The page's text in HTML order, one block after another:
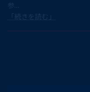
参…
「続きを読む」